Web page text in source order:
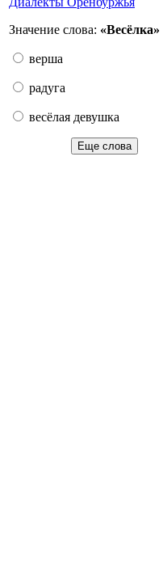
Значение слова: «Весёлка»
верша
радуга
весёлая девушка
Еще слова